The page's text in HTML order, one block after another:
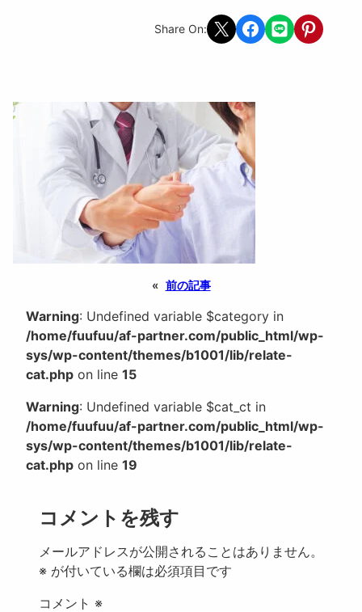
Share On: Share on X Share on Facebook
Share on LINEShare on
« 前の記事
Warning: Undefined variable $category in
/home/fuufuu/af-partner.com/public_html/wp-
sys/wp-content/themes/b1001/lib/relate-
cat.php on line 15
Warning: Undefined variable $cat_ct in
/home/fuufuu/af-partner.com/public_html/wp-
sys/wp-content/themes/b1001/lib/relate-
cat.php on line 19
コメントを残す
メールアドレスが公開されることはありません。
※ が付いている欄は必須項目です
コメント ※